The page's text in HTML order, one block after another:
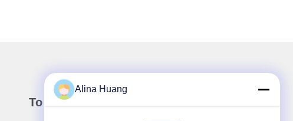
Το Δελτίο Ενημέρωσης
Alina Huang